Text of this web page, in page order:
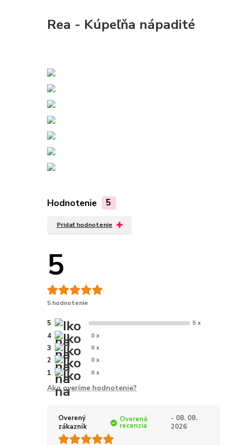
Rea - Kúpeľňa nápadité
Hodnotenie 5
Pridať hodnotenie
5
5 hodnotenie
5 5 x
4 0 x
3 0 x
2 0 x
1 0 x
Ako overíme hodnotenie?
Overený
zákazník
Overená
recenzia
- 08. 08.
2026